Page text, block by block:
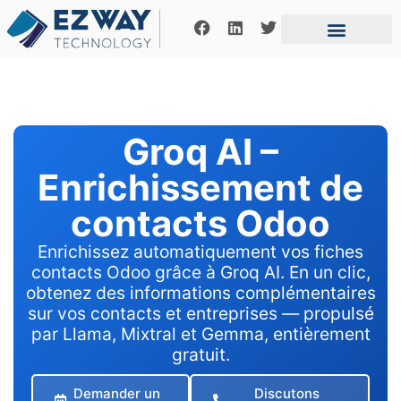
Groq AI –
Enrichissement de
contacts Odoo
Enrichissez automatiquement vos fiches
contacts Odoo grâce à Groq AI. En un clic,
obtenez des informations complémentaires
sur vos contacts et entreprises — propulsé
par Llama, Mixtral et Gemma, entièrement
gratuit.
Demander un Discutons